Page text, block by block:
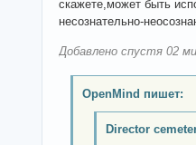
скажете,может быть
несознательно-
Добавлено спустя 02
OpenMind пишет:
Director